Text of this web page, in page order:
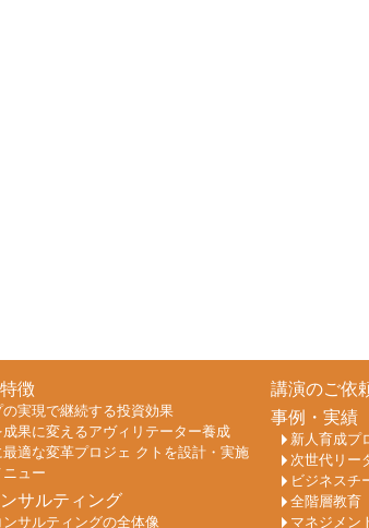
徴
の実現で継続する投資効果
果に変えるアヴィリテーター養成
適な変革プロジェ クトを設計・実施
ュー
サルティング
サルティングの全体像
講演のご依
事例・実績
新人育成プ
次世代リー
ビジネスチ
全階層教育
マネジメン